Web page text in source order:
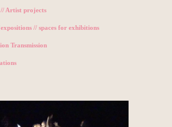
Artist projects
// spaces for exhibitions
Transmission